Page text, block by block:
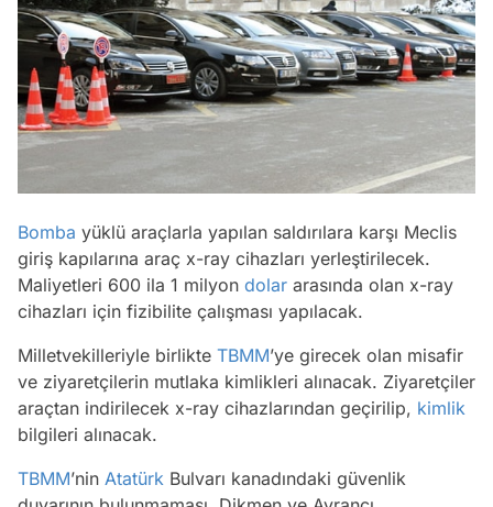
Bomba yüklü araçlarla yapılan saldırılara karşı Meclis
giriş kapılarına araç x-ray cihazları yerleştirilecek.
Maliyetleri 600 ila 1 milyon dolar arasında olan x-ray
cihazları için fizibilite çalışması yapılacak.
Milletvekilleriyle birlikte TBMM’ye girecek olan misafir
ve ziyaretçilerin mutlaka kimlikleri alınacak. Ziyaretçiler
araçtan indirilecek x-ray cihazlarından geçirilip, kimlik
bilgileri alınacak.
TBMM’nin Atatürk Bulvarı kanadındaki güvenlik